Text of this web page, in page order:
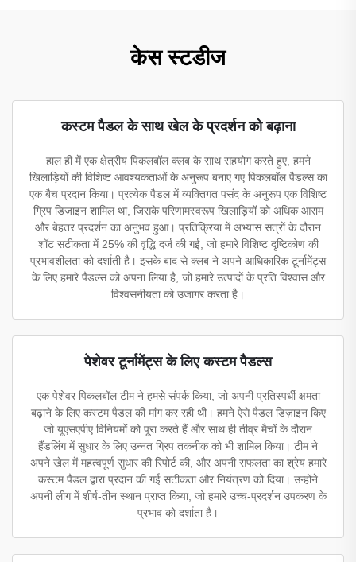
केस स्टडीज
कस्टम पैडल के साथ खेल के प्रदर्शन को बढ़ाना
हाल ही में एक क्षेत्रीय पिकलबॉल क्लब के साथ सहयोग करते हुए, हमने
खिलाड़ियों की विशिष्ट आवश्यकताओं के अनुरूप बनाए गए पिकलबॉल पैडल्स का
एक बैच प्रदान किया। प्रत्येक पैडल में व्यक्तिगत पसंद के अनुरूप एक विशिष्ट
ग्रिप डिज़ाइन शामिल था, जिसके परिणामस्वरूप खिलाड़ियों को अधिक आराम
और बेहतर प्रदर्शन का अनुभव हुआ। प्रतिक्रिया में अभ्यास सत्रों के दौरान
शॉट सटीकता में 25% की वृद्धि दर्ज की गई, जो हमारे विशिष्ट दृष्टिकोण की
प्रभावशीलता को दर्शाती है। इसके बाद से क्लब ने अपने आधिकारिक टूर्नामेंट्स
के लिए हमारे पैडल्स को अपना लिया है, जो हमारे उत्पादों के प्रति विश्वास और
विश्वसनीयता को उजागर करता है।
पेशेवर टूर्नामेंट्स के लिए कस्टम पैडल्स
एक पेशेवर पिकलबॉल टीम ने हमसे संपर्क किया, जो अपनी प्रतिस्पर्धी क्षमता
बढ़ाने के लिए कस्टम पैडल की मांग कर रही थी। हमने ऐसे पैडल डिज़ाइन किए
जो यूएसएपीए विनियमों को पूरा करते हैं और साथ ही तीव्र मैचों के दौरान
हैंडलिंग में सुधार के लिए उन्नत ग्रिप तकनीक को भी शामिल किया। टीम ने
अपने खेल में महत्वपूर्ण सुधार की रिपोर्ट की, और अपनी सफलता का श्रेय हमारे
कस्टम पैडल द्वारा प्रदान की गई सटीकता और नियंत्रण को दिया। उन्होंने
अपनी लीग में शीर्ष-तीन स्थान प्राप्त किया, जो हमारे उच्च-प्रदर्शन उपकरण के
प्रभाव को दर्शाता है।